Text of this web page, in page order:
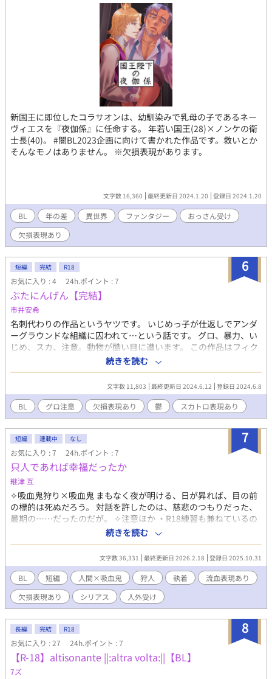
新国王に即位したコラサオンは、幼馴染みで乳母の子であるネー
ヴィエスを『夜伽係』に任命する。 年若い国王(28)×ノンケの衛
士長(40)。 #闇BL2023企画に向けて書かれた作品です。救いとか
そんなモノはありません。 ※欠損表現があります。
文字数 16,360 最終更新日 2024.1.20 登録日 2024.1.20
BL 年の差 異世界 ファンタジー
おっさん受け
欠損表現あり
6
短編 完結 R18
お気に入り : 4 24h.ポイント : 7
ぶたにんげん【完結】
市井安希
名刺代わりの作品というヤツです。 いじめっ子が仕返しでアンダ
ーグラウンドな組織に囚われて…という話です。 グロ、暴力、い
じめ、スカ、注意。動物が酷い目に遭います。 この作品はフィク
ションで、作品の内容が作者の思想ではありません。 架空の国の
物語です。 間違えて完結済みにしちゃいました…すみません…。
続きを読む
文字数 11,803 最終更新日 2024.6.12 登録日 2024.6.8
BL グロ注意 欠損表現あり 鬱 スカトロ表現あり
7
短編 連載中 なし
お気に入り : 7 24h.ポイント : 7
只人であれば幸福だったか
継津 互
✧吸血鬼狩り×吸血鬼 まもなく夜が明ける、日が昇れば、目の前
の標的は死ぬだろう。 対話を許したのは、慈悲のつもりだった、
最期の……だったのだが。 ✧注意ほか ・R18練習も兼ねているの
でかなり早めにR18付きます。多分。 (↑嘘です。全然早めじゃ
ない。まだついてません) ・受けの欠損とか流血とかあります。で
もまた生えるんで……。 ・無意識の執着。溺愛はしないかも。し
ないというか、自覚に時間がかかります。 ・暗めの書きたいな、
の息抜き作ゆえ不定期更新。お気に入りつけてもらえると更新ご
と通知とびます。
続きを読む
文字数 36,331 最終更新日 2026.2.18 登録日 2025.10.31
BL 短編 人間×吸血鬼 狩人 執着
流血表現あり
欠損表現あり
シリアス 人外受け
8
長編 完結 R18
お気に入り : 27 24h.ポイント : 7
【R-18】altisonante ||:altra volta:||【BL】
7ズ